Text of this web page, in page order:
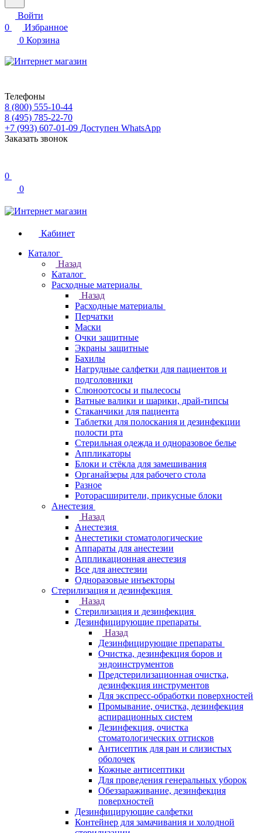
Войти
0
Избранное
0 Корзина
Телефоны
8 (800) 555-10-44
8 (495) 785-22-70
+7 (993) 607-01-09 Доступен WhatsApp
Заказать звонок
0
0
Кабинет
Каталог
Назад
Каталог
Расходные материалы
Назад
Расходные материалы
Перчатки
Маски
Очки защитные
Экраны защитные
Бахилы
Нагрудные салфетки для пациентов и
подголовники
Слюноотсосы и пылесосы
Ватные валики и шарики, драй-типсы
Стаканчики для пациента
Таблетки для полоскания и дезинфекции
полости рта
Стерильная одежда и одноразовое белье
Аппликаторы
Блоки и стёкла для замешивания
Органайзеры для рабочего стола
Разное
Роторасширители, прикусные блоки
Анестезия
Назад
Анестезия
Анестетики стоматологические
Аппараты для анестезии
Аппликационная анестезия
Все для анестезии
Одноразовые инъекторы
Стерилизация и дезинфекция
Назад
Стерилизация и дезинфекция
Дезинфицирующие препараты
Назад
Дезинфицирующие препараты
Очистка, дезинфекция боров и
эндоинструментов
Предстерилизационная очистка,
дезинфекция инструментов
Для экспресс-обработки поверхностей
Промывание, очистка, дезинфекция
аспирационных систем
Дезинфекция, очистка
стоматологических оттисков
Антисептик для ран и слизистых
оболочек
Кожные антисептики
Для проведения генеральных уборок
Обеззараживание, дезинфекция
поверхностей
Дезинфицирующие салфетки
Контейнер для замачивания и холодной